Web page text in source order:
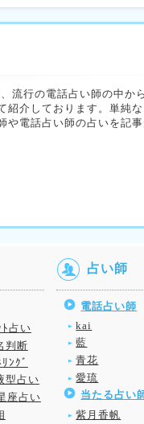
流行の電話占い師の中か
紹介しております。単純
や電話占い師の占いを記
占い
判断
ﾝｸﾞ
型占い
座占い
占い師
電話占い師
kai
藍
青花
愛琉
当たる占い
紫月香帆